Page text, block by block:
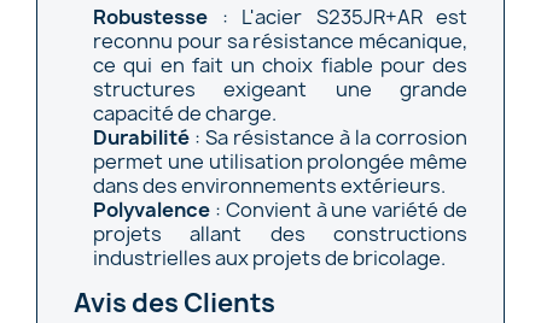
Robustesse : L'acier S235JR+AR est
reconnu pour sa résistance mécanique,
ce qui en fait un choix fiable pour des
structures exigeant une grande
capacité de charge.
Durabilité : Sa résistance à la corrosion
permet une utilisation prolongée même
dans des environnements extérieurs.
Polyvalence : Convient à une variété de
projets allant des constructions
industrielles aux projets de bricolage.
Avis des Clients